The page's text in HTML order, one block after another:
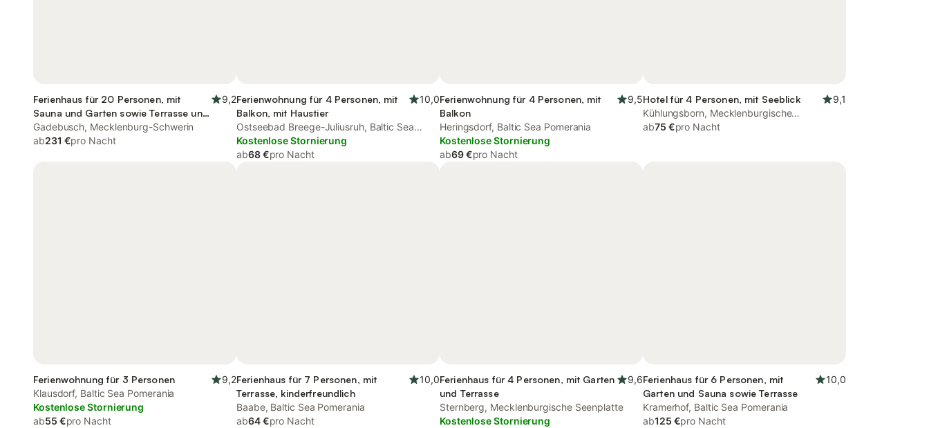
Ferienhaus für 20 Personen, mit
Sauna und Garten sowie Terrasse und
Pool
9,2
Gadebusch, Mecklenburg-Schwerin
ab231 €pro Nacht
Ferienwohnung für 4 Personen, mit
Balkon, mit Haustier
10,0
Ostseebad Breege-Juliusruh, Baltic Sea
Pomerania
Kostenlose Stornierung
ab68 €pro Nacht
Ferienwohnung für 4 Personen, mit
Balkon
9,5
Heringsdorf, Baltic Sea Pomerania
Kostenlose Stornierung
ab69 €pro Nacht
Hotel für 4 Personen, mit Seeblick
9,1
Kühlungsborn, Mecklenburgische
Ostseeküste
ab75 €pro Nacht
Ferienwohnung für 3 Personen
9,2
Klausdorf, Baltic Sea Pomerania
Kostenlose Stornierung
ab55 €pro Nacht
Ferienhaus für 7 Personen, mit
Terrasse, kinderfreundlich
10,0
Baabe, Baltic Sea Pomerania
ab64 €pro Nacht
Ferienhaus für 4 Personen, mit Garten
und Terrasse
9,6
Sternberg, Mecklenburgische Seenplatte
Kostenlose Stornierung
Ferienhaus für 6 Personen, mit
Garten und Sauna sowie Terrasse
10,0
Kramerhof, Baltic Sea Pomerania
ab125 €pro Nacht